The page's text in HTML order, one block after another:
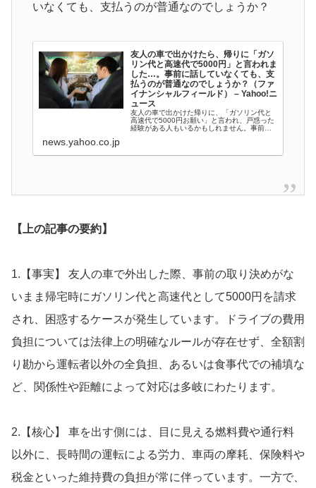
いなくても、支払うのが普通なのでしょうか？
友人の車で出かけたら、帰りに「ガソ
リン代と高速代で5000円」と言われま
した…。事前に話していなくても、支
払うのが普通なのでしょうか？（ファ
イナンシャルフィールド） – Yahoo!ニ
ュース
友人の車で出かけた帰りに、「ガソリン代と
高速代で5000円お願い」と言われ、戸惑った
経験がある人もいるかもしれません。事前に
news.yahoo.co.jp
【上の記事の要約】
1.【事実】 友人の車で外出した際、事前の取り決めがな
いまま帰宅時にガソリン代と高速代として5000円を請求
され、困惑するケースが発生しています。ドライブの費用
負担については法律上の明確なルールが存在せず、全額割
り勘から運転者以外の全負担、あるいは食事代での補填な
ど、関係性や距離によって対応は多岐にわたります。
2.【核心】 車を出す側には、目に見える燃料費や通行料
以外に、長時間の運転による労力、車両の摩耗、保険料や
税金といった維持費の負担が常に伴っています。一方で、